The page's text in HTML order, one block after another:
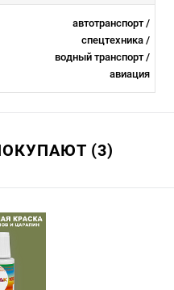
автотранспорт /
спецтехника /
водный транспорт /
авиация
(3)